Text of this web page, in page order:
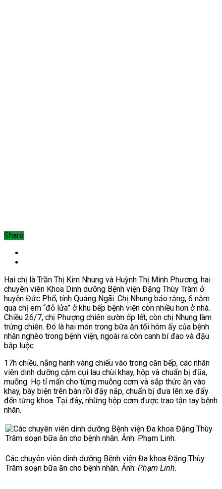
Share
Hai chị là Trần Thị Kim Nhung và Huỳnh Thị Minh Phương, hai
chuyên viên Khoa Dinh dưỡng Bệnh viện Đặng Thùy Trâm ở
huyện Đức Phổ, tỉnh Quảng Ngãi. Chị Nhung bảo rằng, 6 năm
qua chị em “đỏ lửa” ở khu bếp bệnh viện còn nhiều hơn ở nhà.
Chiều 26/7, chị Phượng chiên sườn ốp lết, còn chị Nhung làm
trứng chiên. Đó là hai món trong bữa ăn tối hôm ấy của bệnh
nhân nghèo trong bệnh viện, ngoài ra còn canh bí đao và đậu
bắp luộc.
17h chiều, nắng hanh vàng chiếu vào trong căn bếp, các nhân
viên dinh dưỡng cặm cụi lau chùi khay, hộp và chuẩn bị đũa,
muỗng. Họ tỉ mẩn cho từng muỗng cơm và sắp thức ăn vào
khay, bày biện trên bàn rồi đậy nắp, chuẩn bị đưa lên xe đẩy
đến từng khoa. Tại đây, những hộp cơm được trao tận tay bệnh
nhân.
Các chuyên viên dinh dưỡng Bệnh viện Đa khoa Đặng Thùy
Trâm soạn bữa ăn cho bệnh nhân. Ảnh: Phạm Linh.